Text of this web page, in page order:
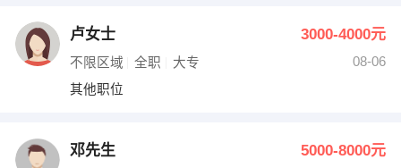
卢女士 3000-4000元
不限区域 全职 大专
08-06
其他职位
邓先生 5000-8000元